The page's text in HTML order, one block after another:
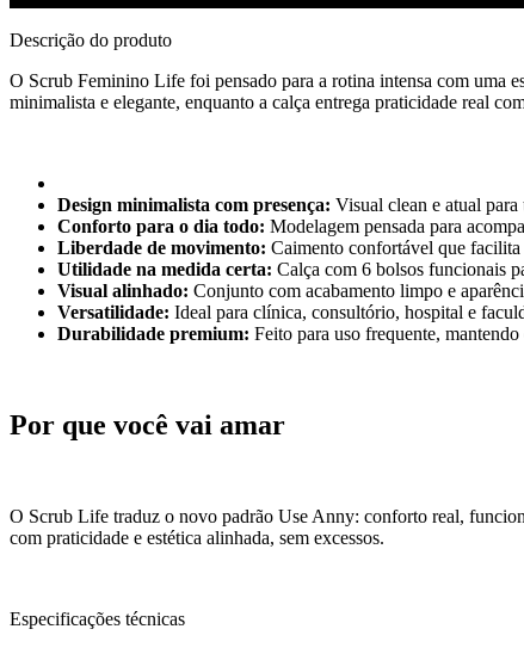
Descrição do produto
O Scrub Feminino Life foi pensado para a rotina intensa com uma
minimalista e elegante, enquanto a calça entrega praticidade real
Design minimalista com presença: Visual clean e atual
Conforto para o dia todo: Modelagem pensada para
Liberdade de movimento: Caimento confortável que facilita
Utilidade na medida certa: Calça com 6 bolsos funcionais
Visual alinhado: Conjunto com acabamento limpo e
Versatilidade: Ideal para clínica, consultório, hospital e
Durabilidade premium: Feito para uso frequente,
Por que você vai amar
O Scrub Life traduz o novo padrão Use Anny: conforto real,
com praticidade e estética alinhada, sem excessos.
Especificações técnicas